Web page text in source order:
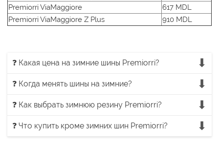
Premiorri ViaMaggiore
617 MDL
Premiorri ViaMaggiore Z Plus
910 MDL
❓ Какая цена на зимние шины Premiorri?
❓ Когда менять шины на зимние?
❓ Как выбрать зимнюю резину Premiorri?
❓ Что купить кроме зимних шин Premiorri?